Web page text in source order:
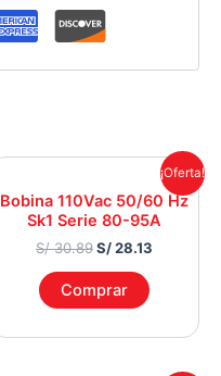
¡Oferta!
Bobina 110Vac 50/60 Hz
Sk1 Serie 80-95A
S/30.89
was:
S/ 30.89.
S/28.13
Current
price
is:
S/ 28.13.
Comprar